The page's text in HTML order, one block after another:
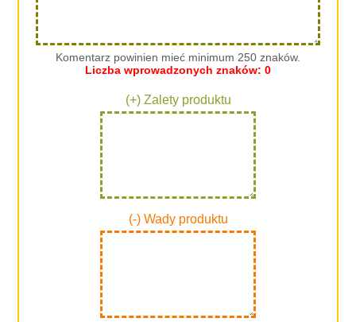
Komentarz powinien mieć minimum 250 znaków.
Liczba wprowadzonych znaków: 0
(+) Zalety produktu
(-) Wady produktu